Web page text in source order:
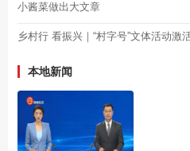
小酱菜做出大文章
乡村行 看振兴｜“村字号”文体活动激
本地新闻